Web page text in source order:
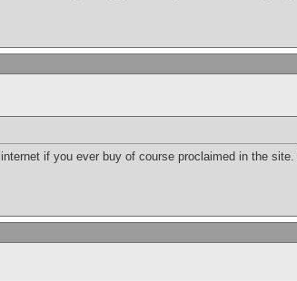
if you ever buy of course proclaimed in the site.